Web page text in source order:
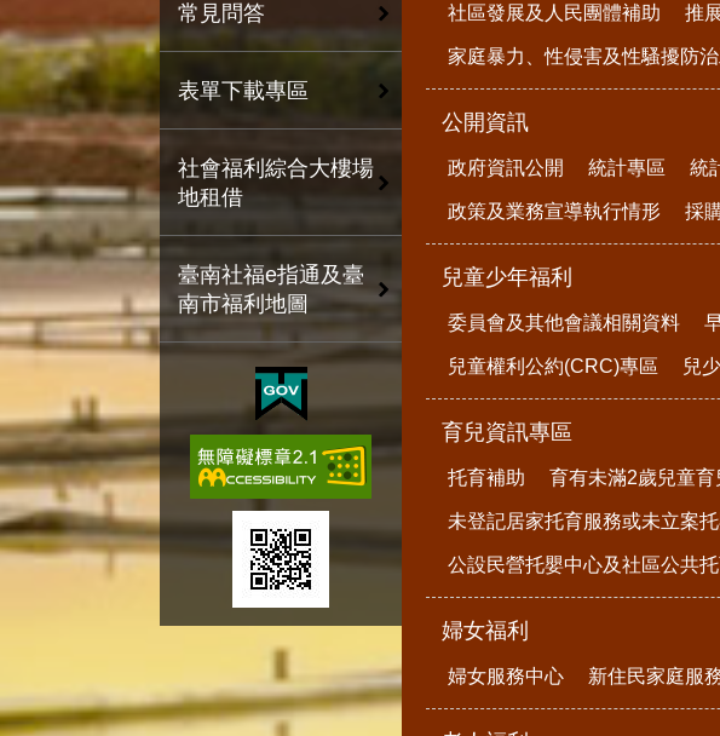
常見問答
表單下載專區
社會福利綜合大樓場
地租借
臺南社福e指通及臺
南市福利地圖
社區發展及人民團體補助 推
家庭暴力、性侵害及性騷擾防
公開資訊
政府資訊公開 統計專區 統
政策及業務宣導執行情形 採
兒童少年福利
委員會及其他會議相關資料
兒童權利公約(CRC)專區 兒
育兒資訊專區
托育補助 育有未滿2歲兒童育
未登記居家托育服務或未立案
公設民營托嬰中心及社區公共
婦女福利
婦女服務中心 新住民家庭服